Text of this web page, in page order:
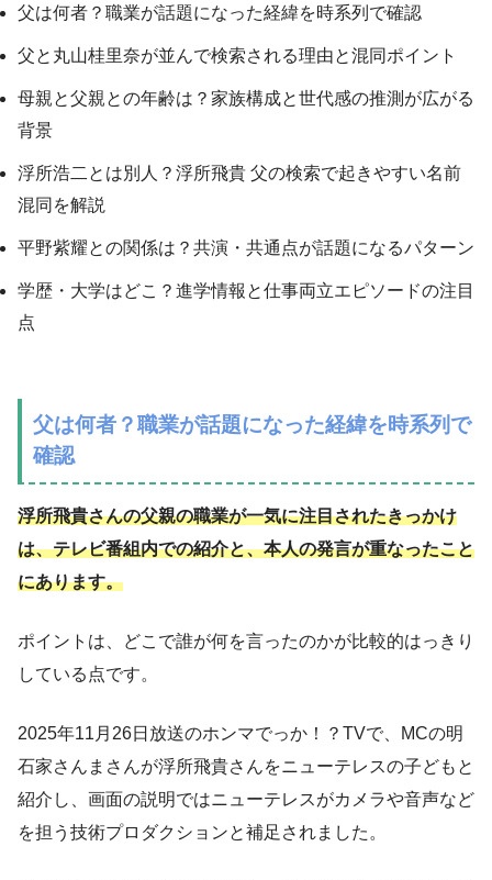
父は何者？職業が話題になった経緯を時系列で確認
父と丸山桂里奈が並んで検索される理由と混同ポイント
母親と父親との年齢は？家族構成と世代感の推測が広がる
背景
浮所浩二とは別人？浮所飛貴 父の検索で起きやすい名前
混同を解説
平野紫耀との関係は？共演・共通点が話題になるパターン
学歴・大学はどこ？進学情報と仕事両立エピソードの注目
点
父は何者？職業が話題になった経緯を時系列で
確認
浮所飛貴さんの父親の職業が一気に注目されたきっかけ
は、テレビ番組内での紹介と、本人の発言が重なったこと
にあります。
ポイントは、どこで誰が何を言ったのかが比較的はっきり
している点です。
2025年11月26日放送のホンマでっか！？TVで、MCの明
石家さんまさんが浮所飛貴さんをニューテレスの子どもと
紹介し、画面の説明ではニューテレスがカメラや音声など
を担う技術プロダクションと補足されました。